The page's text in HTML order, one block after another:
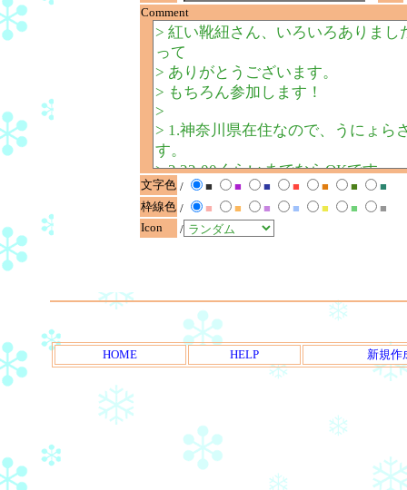
Comment
文字色 / ■ ■ ■ ■ ■ ■
■
枠線色 / ■ ■ ■ ■ ■ ■
■
Icon
/
HOME HELP 新規作